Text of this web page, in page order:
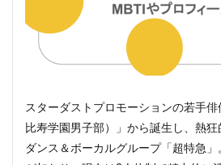
スターダストプロモーションの若手
比寿学園男子部）」から誕生し、熱
ダンス＆ボーカルグループ「超特急